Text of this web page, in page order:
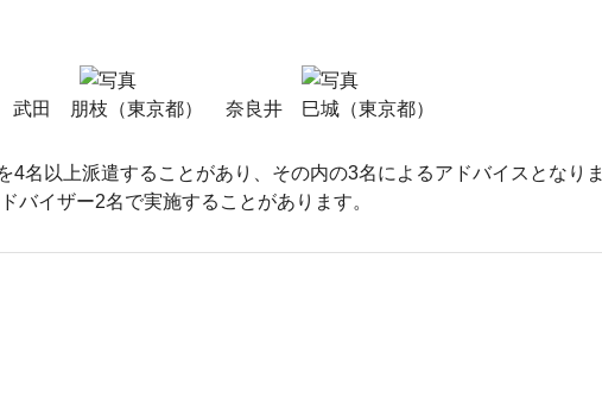
武田 朋枝（東京都） 奈良井 巳城（東京都）
4名以上派遣することがあり、その内の3名によるアドバイスとなりま
バイザー2名で実施することがあります。